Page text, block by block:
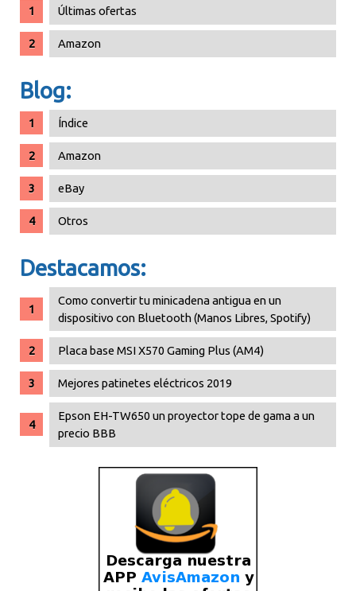
Últimas ofertas
Amazon
Blog:
Índice
Amazon
eBay
Otros
Destacamos:
Como convertir tu minicadena antigua en un
dispositivo con Bluetooth (Manos Libres, Spotify)
Placa base MSI X570 Gaming Plus (AM4)
Mejores patinetes eléctricos 2019
Epson EH-TW650 un proyector tope de gama a un
precio BBB